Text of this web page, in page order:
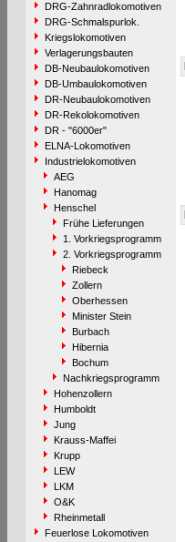
DRG-Zahnradlokomotiven
DRG-Schmalspurlok.
Kriegslokomotiven
Verlagerungsbauten
DB-Neubaulokomotiven
DB-Umbaulokomotiven
DR-Neubaulokomotiven
DR-Rekolokomotiven
DR - "6000er"
ELNA-Lokomotiven
Industrielokomotiven
AEG
Hanomag
Henschel
Frühe Lieferungen
1. Vorkriegsprogramm
2. Vorkriegsprogramm
Riebeck
Zollern
Oberhessen
Minister Stein
Burbach
Hibernia
Bochum
Nachkriegsprogramm
Hohenzollern
Humboldt
Jung
Krauss-Maffei
Krupp
LEW
LKM
O&K
Rheinmetall
Feuerlose Lokomotiven